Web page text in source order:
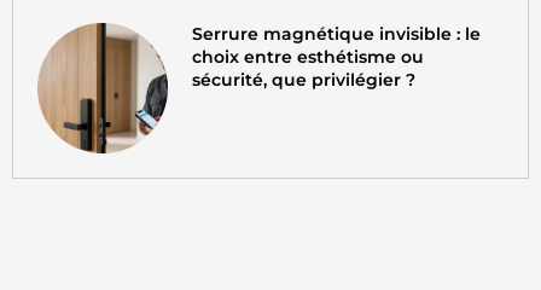
Serrure magnétique invisible : le
choix entre esthétisme ou
sécurité, que privilégier ?